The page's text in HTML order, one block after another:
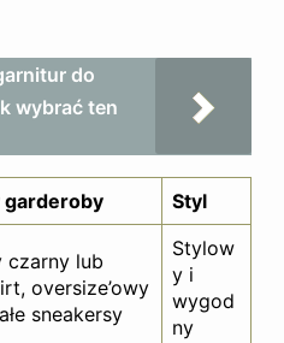
do
wybrać ten
garderoby Styl
czarny lub
oversize’owy
sneakersy
Stylow
y i
wygod
ny